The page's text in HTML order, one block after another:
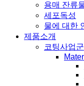
용매 잔류
세포독성
물에 대한
제품소개
코팅사업군